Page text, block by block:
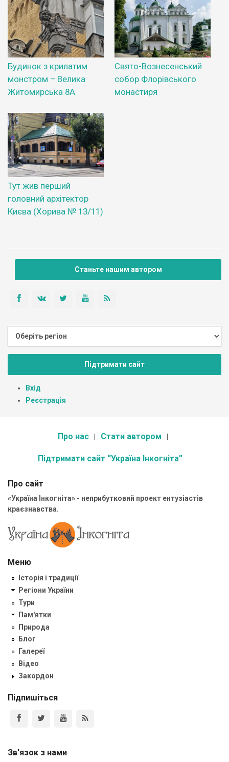
Будинок з крилатим
монстром – Велика
Житомирська 8А
Свято-Вознесенський
собор Флорівського
монастиря
Тут жив перший
головний архітектор
Києва (Хорива № 13/11)
Станьте нашим автором
Підтримати сайт
Вхід
Реєстрація
Про нас Стати автором
Підтримати сайт “Україна Інкогніта”
Про сайт
«Україна Інкогніта» - неприбутковий проект ентузіастів
краєзнавства.
Меню
Історія і традиції
Регіони України
Тури
Пам'ятки
Природа
Блог
Галереї
Відео
Закордон
Підпишіться
Зв'язок з нами